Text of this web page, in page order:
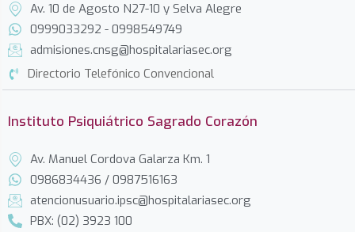
Av. 10 de Agosto N27-10 y Selva Alegre
0999033292 - 0998549749
admisiones.cnsg@hospitalariasec.org
Directorio Telefónico Convencional
Instituto Psiquiátrico Sagrado Corazón
Av. Manuel Cordova Galarza Km. 1
0986834436 / 0987516163
atencionusuario.ipsc@hospitalariasec.org
PBX: (02) 3923 100